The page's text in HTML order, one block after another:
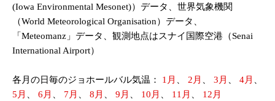
(Iowa Environmental Mesonet)）データ、世界気象機関
（World Meteorological Organisation）データ、
「Meteomanz」データ、観測地点はスナイ国際空港（Senai
International Airport）
各月の日毎のジョホールバル気温： 1月 、 2月 、 3月 、 4月 、
5月 、 6月 、 7月 、 8月 、 9月 、 10月 、 11月 、 12月